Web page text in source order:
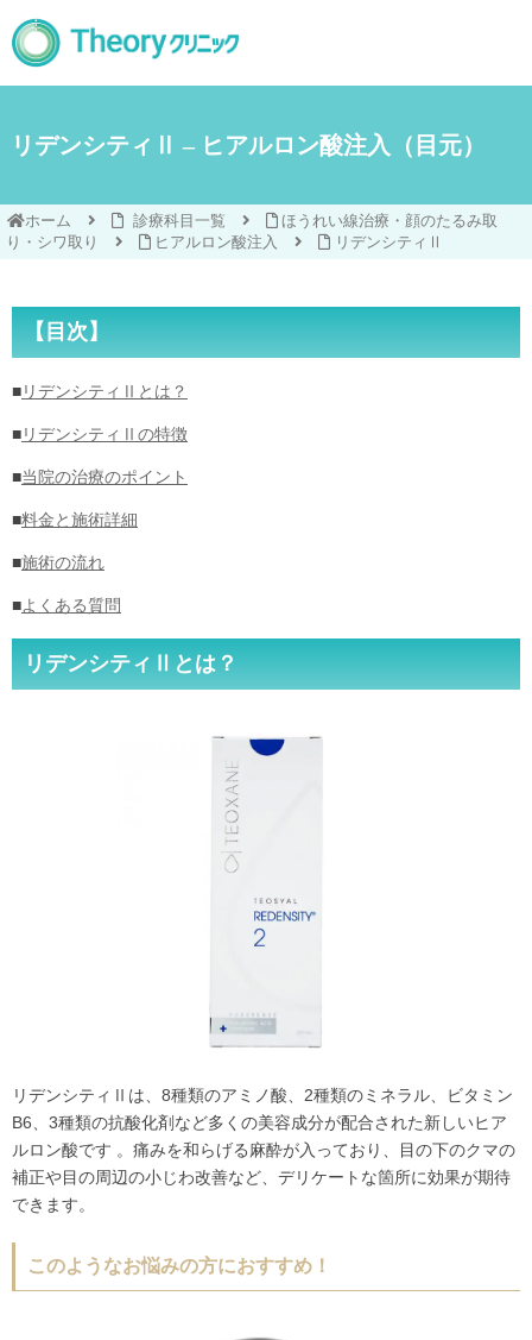
リデンシティⅡ – ヒアルロン酸注入（目元）
ホーム 診療科目一覧
ほうれい線治療・顔のたるみ取
り・シワ取り
ヒアルロン酸注入 リデンシティⅡ
【目次】
■リデンシティⅡとは？
■リデンシティⅡの特徴
■当院の治療のポイント
■料金と施術詳細
■施術の流れ
■よくある質問
リデンシティⅡとは？
リデンシティⅡは、8種類のアミノ酸、2種類のミネラル、ビタミン
B6、3種類の抗酸化剤など多くの美容成分が配合された新しいヒア
ルロン酸です 。痛みを和らげる麻酔が入っており、目の下のクマの
補正や目の周辺の小じわ改善など、デリケートな箇所に効果が期待
できます。
このようなお悩みの方におすすめ！